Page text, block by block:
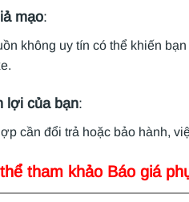
mạo:
không uy tín có thể khiến
lợi của bạn:
cần đổi trả hoặc bảo hành,
tham khảo Báo giá